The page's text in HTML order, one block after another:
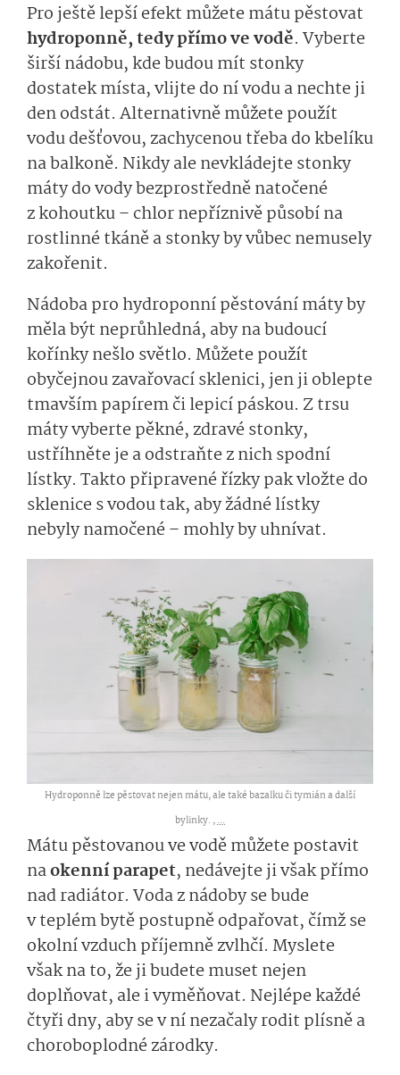
Pro ještě lepší efekt můžete mátu pěstovat
hydroponně, tedy přímo ve vodě. Vyberte
širší nádobu, kde budou mít stonky
dostatek místa, vlijte do ní vodu a nechte ji
den odstát. Alternativně můžete použít
vodu dešťovou, zachycenou třeba do kbelíku
na balkoně. Nikdy ale nevkládejte stonky
máty do vody bezprostředně natočené
z kohoutku – chlor nepříznivě působí na
rostlinné tkáně a stonky by vůbec nemusely
zakořenit.
Nádoba pro hydroponní pěstování máty by
měla být neprůhledná, aby na budoucí
kořínky nešlo světlo. Můžete použít
obyčejnou zavařovací sklenici, jen ji oblepte
tmavším papírem či lepicí páskou. Z trsu
máty vyberte pěkné, zdravé stonky,
ustříhněte je a odstraňte z nich spodní
lístky. Takto připravené řízky pak vložte do
sklenice s vodou tak, aby žádné lístky
nebyly namočené – mohly by uhnívat.
Hydroponně lze pěstovat nejen mátu, ale také bazalku či tymián a další
bylinky. ,...
Mátu pěstovanou ve vodě můžete postavit
naokenní parapet, nedávejte ji však přímo
nad radiátor. Voda z nádoby se bude
v teplém bytě postupně odpařovat, čímž se
okolní vzduch příjemně zvlhčí. Myslete
však na to, že ji budete muset nejen
doplňovat, ale i vyměňovat. Nejlépe každé
čtyři dny, aby se v ní nezačaly rodit plísně a
choroboplodné zárodky.